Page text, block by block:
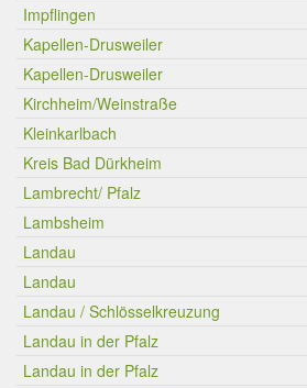
Impflingen
Kapellen-Drusweiler
Kapellen-Drusweiler
Kirchheim/Weinstraße
Kleinkarlbach
Kreis Bad Dürkheim
Lambrecht/ Pfalz
Lambsheim
Landau
Landau
Landau / Schlösselkreuzung
Landau in der Pfalz
Landau in der Pfalz